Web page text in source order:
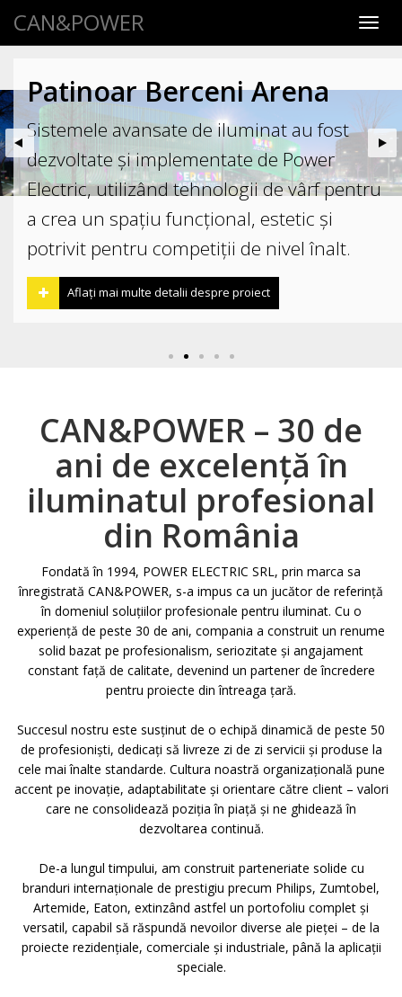
CAN&POWER
Patinoar Berceni Arena
Sistemele avansate de iluminat au fost
dezvoltate și implementate de Power
Electric, utilizând tehnologii de vârf pentru
a crea un spațiu funcțional, estetic și
potrivit pentru competiții de nivel înalt.
Aflați mai multe detalii despre proiect
CAN&POWER – 30 de
ani de excelență în
iluminatul profesional
din România
Fondată în 1994, POWER ELECTRIC SRL, prin marca sa
înregistrată CAN&POWER, s-a impus ca un jucător de referință
în domeniul soluțiilor profesionale pentru iluminat. Cu o
experiență de peste 30 de ani, compania a construit un renume
solid bazat pe profesionalism, seriozitate și angajament
constant față de calitate, devenind un partener de încredere
pentru proiecte din întreaga țară.
Succesul nostru este susținut de o echipă dinamică de peste 50
de profesioniști, dedicați să livreze zi de zi servicii și produse la
cele mai înalte standarde. Cultura noastră organizațională pune
accent pe inovație, adaptabilitate și orientare către client – valori
care ne consolidează poziția în piață și ne ghidează în
dezvoltarea continuă.
De-a lungul timpului, am construit parteneriate solide cu
branduri internaționale de prestigiu precum Philips, Zumtobel,
Artemide, Eaton, extinzând astfel un portofoliu complet și
versatil, capabil să răspundă nevoilor diverse ale pieței – de la
proiecte rezidențiale, comerciale și industriale, până la aplicații
speciale.